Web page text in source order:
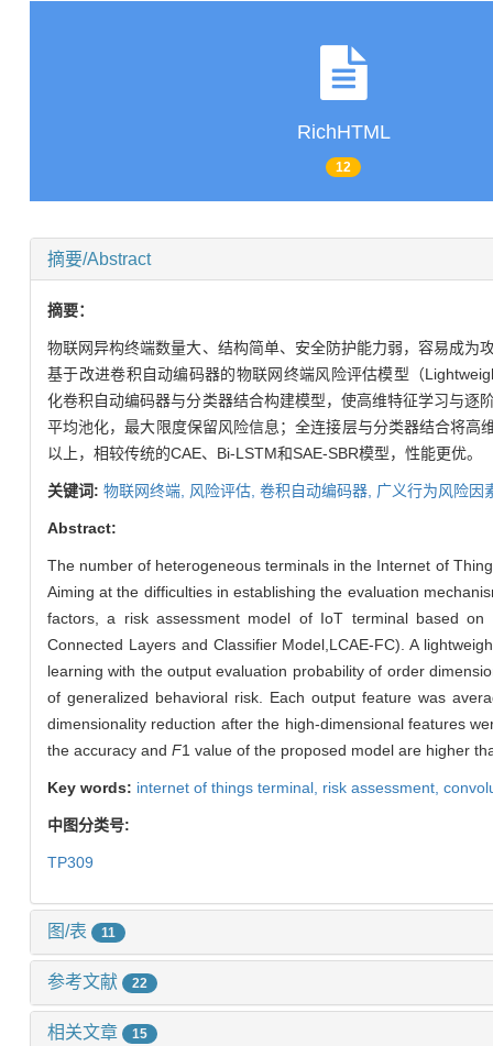
RichHTML
12
摘要/Abstract
摘要：
物联网异构终端数量大、结构简单、安全防护能力弱，容易成
基于改进卷积自动编码器的物联网终端风险评估模型（
化卷积自动编码器与分类器结合构建模型，使高维特征学习与
平均池化，最大限度保留风险信息；全连接层与分类器结合将
以上，相较传统的CAE、Bi-LSTM和SAE-SBR模型，性能更优。
关键词: 物联网终端, 风险评估, 卷积自动编码器, 广义行为风险因
Abstract:
The number of heterogeneous terminals in the Internet of
Aiming at the difficulties in establishing the evaluation
factors, a risk assessment model of IoT terminal based on
Connected Layers and Classifier Model,LCAE-FC). A
learning with the output evaluation probability of order
of generalized behavioral risk. Each output feature was
dimensionality reduction after the high-dimensional features
the accuracy and F1 value of the proposed model are higher
Key words: internet of things terminal, risk assessment,
中图分类号:
TP309
图/表 11
参考文献 22
相关文章 15